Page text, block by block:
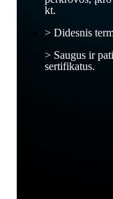
kt.
> Didesnis
> Saugus ir
sertifikatus.